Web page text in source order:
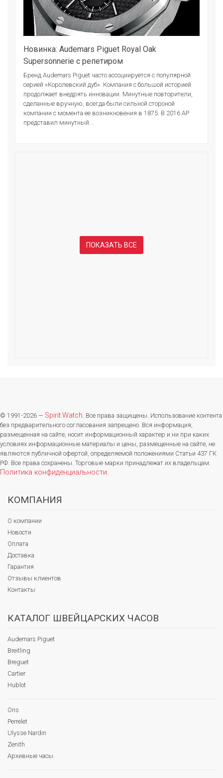
Новинка: Audemars Piguet Royal Oak
Supersonnerie с репетиром
Бренд Audemars Piguet часто ассоциируется с популярной
серией «Королевский дуб». Компания с большой историей
продолжает внедрять инновации. Минутные повторители,
сделанные вручную, всегда были сильной стороной
компании с момента ее возникновения в 1875. В 2016 АР
представил минутный...
ПОКАЗАТЬ ВСЕ
© 1991-2026 — Spirit.Watch . Все права защищены. Использование контента
без предварительного согласования запрещено. Вся информация,
размещенная на сайте, носит информационный характер и ни при каких
условиях информационные материалы и цены, размещенные на сайте, не
являются публичной офертой, определяемой положениями Статьи 437 ГК
РФ. Все права сохранены. Торговые марки принадлежат их владельцам.
Политика конфиденциальности
КОМПАНИЯ
О компании
Новости
Оплата
Доставка
Гарантия
Отзывы клиентов
Контакты
КАТАЛОГ ШВЕЙЦАРСКИХ ЧАСОВ
Audemars Piguet
Breitling
Breguet
Cartier
Hublot
Oris
Perrelet
Ulysse Nardin
Zenith
Архивные часы